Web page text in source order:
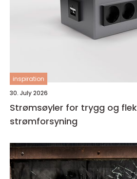
inspiration
30. July 2026
Strømsøyler for trygg og
strømforsyning